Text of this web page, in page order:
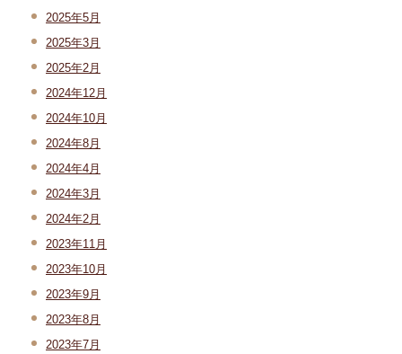
2025年5月
2025年3月
2025年2月
2024年12月
2024年10月
2024年8月
2024年4月
2024年3月
2024年2月
2023年11月
2023年10月
2023年9月
2023年8月
2023年7月